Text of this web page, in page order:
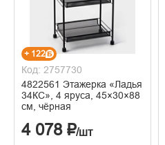
+ 122
Код: 2757730
4822561 Этажерка «Ладья
34КС», 4 яруса, 45×30×88
см, чёрная
4 078 ₽/шт